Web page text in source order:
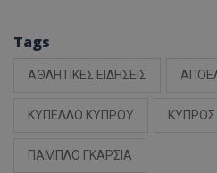
Tags
ΑΘΛΗΤΙΚΕΣ ΕΙΔΗΣΕΙΣ
ΚΥΠΕΛΛΟ ΚΥΠΡΟΥ ΚΥΠΡΟΣ
ΠΑΜΠΛΟ ΓΚΑΡΣΙΑ